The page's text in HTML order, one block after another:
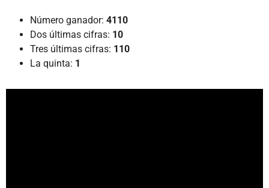
Número ganador: 4110
Dos últimas cifras: 10
Tres últimas cifras: 110
La quinta: 1